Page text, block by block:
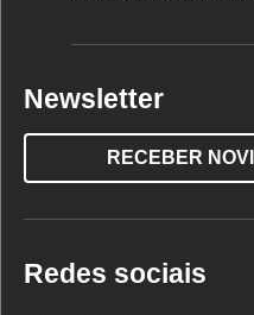
Newsletter
RECEBER
Redes sociais